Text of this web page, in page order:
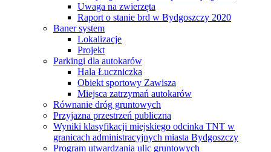
Uwaga na zwierzęta
Raport o stanie brd w Bydgoszczy 2020
Baner system
Lokalizacje
Projekt
Parkingi dla autokarów
Hala Łuczniczka
Obiekt sportowy Zawisza
Miejsca zatrzymań autokarów
Równanie dróg gruntowych
Przyjazna przestrzeń publiczna
Wyniki klasyfikacji miejskiego odcinka TNT w
granicach administracyjnych miasta Bydgoszczy
Program utwardzania ulic gruntowych